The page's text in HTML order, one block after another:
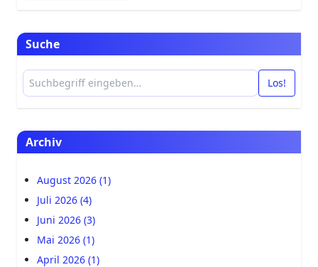
Suche
Los!
Archiv
August 2026 (1)
Juli 2026 (4)
Juni 2026 (3)
Mai 2026 (1)
April 2026 (1)